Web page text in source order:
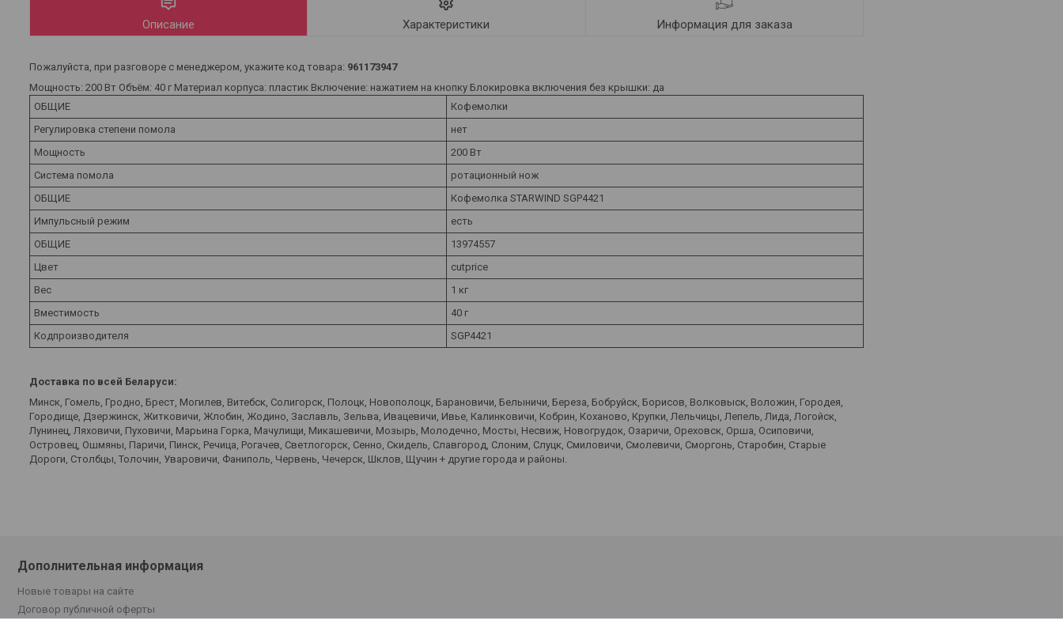
Описание Характеристики Информация для заказа
Пожалуйста, при разговоре с менеджером, укажите код товара: 961173947
Мощность: 200 Вт Объём: 40 г Материал корпуса: пластик Включение: нажатием на кнопку Блокировка включения без крышки: да
ОБЩИЕ
Кофемолки
Регулировка степени помола
нет
Мощность
200 Вт
Система помола
ротационный нож
ОБЩИЕ
Кофемолка STARWIND SGP4421
Импульсный режим
есть
ОБЩИЕ
13974557
Цвет
cutprice
Вес
1 кг
Вместимость
40 г
Кодпроизводителя
SGP4421
Доставка по всей Беларуси:
Минск, Гомель, Гродно, Брест, Могилев, Витебск, Солигорск, Полоцк, Новополоцк, Барановичи, Белыничи, Береза, Бобруйск, Борисов, Волковыск, Воложин, Городея,
Городище, Дзержинск, Житковичи, Жлобин, Жодино, Заславль, Зельва, Ивацевичи, Ивье, Калинковичи, Кобрин, Коханово, Крупки, Лельчицы, Лепель, Лида, Логойск,
Лунинец, Ляховичи, Пуховичи, Марьина Горка, Мачулищи, Микашевичи, Мозырь, Молодечно, Мосты, Несвиж, Новогрудок, Озаричи, Ореховск, Орша, Осиповичи,
Островец, Ошмяны, Паричи, Пинск, Речица, Рогачев, Светлогорск, Сенно, Скидель, Славгород, Слоним, Слуцк, Смиловичи, Смолевичи, Сморгонь, Старобин, Старые
Дороги, Столбцы, Толочин, Уваровичи, Фаниполь, Червень, Чечерск, Шклов, Щучин + другие города и районы.
Дополнительная информация
Новые товары на сайте
Договор публичной оферты